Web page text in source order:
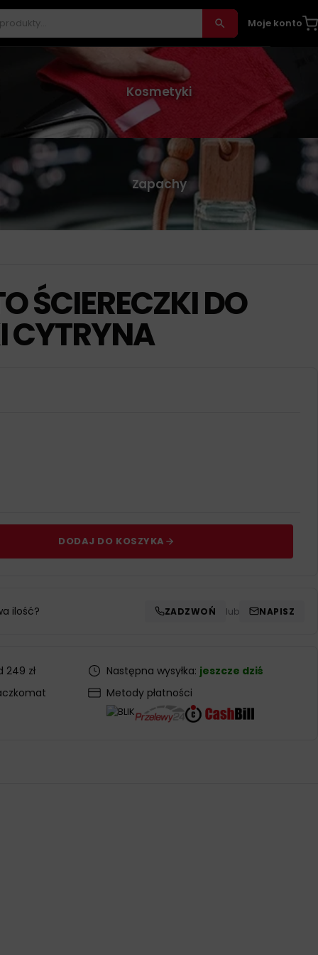
Moje konto
Kosmetyki
Zapachy
ŚCIERECZKI DO
CYTRYNA
DODAJ DO KOSZYKA
ilość? ZADZWOŃ lub NAPISZ
zł
Następna wysyłka: jeszcze dziś
Metody płatności